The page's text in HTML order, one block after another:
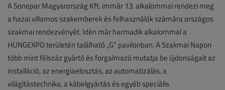
A Sonepar Magyarország Kft. immár 13. alkalommal rendezi meg
a hazai villamos szakemberek és felhasználók számára országos
szakmai rendezvényét. Idén már harmadik alkalommal a
HUNGEXPO területén található „G” pavilonban. A Szakmai Napon
több mint félszáz gyártó és forgalmazó mutatja be újdonságait az
installáció, az energiaelosztás, az automatizálás, a
világítástechnika, a kábelgyártás és egyéb speciális